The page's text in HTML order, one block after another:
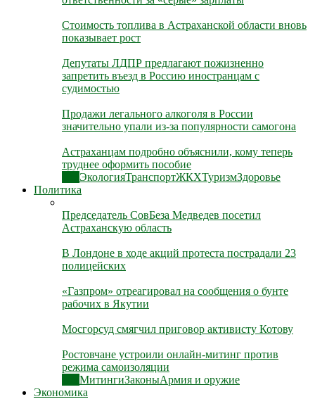
Стоимость топлива в Астраханской области вновь
показывает рост
Депутаты ЛДПР предлагают пожизненно
запретить въезд в Россию иностранцам с
судимостью
Продажи легального алкоголя в России
значительно упали из-за популярности самогона
Астраханцам подробно объяснили, кому теперь
труднее оформить пособие
ЭкологияТранспортЖКХТуризмЗдоровье
Политика
Председатель СовБеза Медведев посетил
Астраханскую область
В Лондоне в ходе акций протеста пострадали 23
полицейских
«Газпром» отреагировал на сообщения о бунте
рабочих в Якутии
Мосгорсуд смягчил приговор активисту Котову
Ростовчане устроили онлайн-митинг против
режима самоизоляции
МитингиЗаконыАрмия и оружие
Экономика